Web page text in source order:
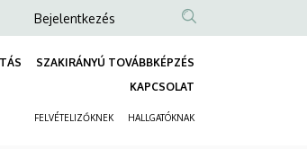
Anonim
fiók
Bejelentkezés
SZAKIRÁNYÚ TOVÁBBKÉPZÉS
KAPCSOLAT
FELVÉTELIZŐKNEK HALLGATÓKNAK